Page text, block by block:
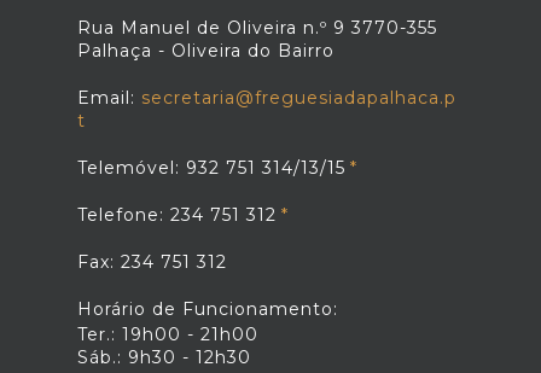
Rua Manuel de Oliveira n.º 9 3770-355
Palhaça - Oliveira do Bairro
Email: secretaria@freguesiadapalhaca.p
t
Telemóvel: 932 751 314/13/15
Telefone: 234 751 312
Fax: 234 751 312
Horário de Funcionamento:
Ter.: 19h00 - 21h00
Sáb.: 9h30 - 12h30